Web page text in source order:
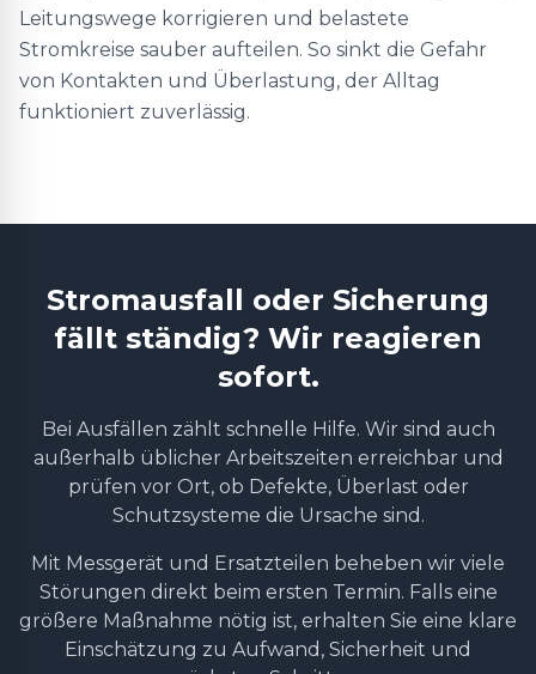
Leitungswege korrigieren und belastete
Stromkreise sauber aufteilen. So sinkt die Gefahr
von Kontakten und Überlastung, der Alltag
funktioniert zuverlässig.
Stromausfall oder Sicherung
fällt ständig? Wir reagieren
sofort.
Bei Ausfällen zählt schnelle Hilfe. Wir sind auch
außerhalb üblicher Arbeitszeiten erreichbar und
prüfen vor Ort, ob Defekte, Überlast oder
Schutzsysteme die Ursache sind.
Mit Messgerät und Ersatzteilen beheben wir viele
Störungen direkt beim ersten Termin. Falls eine
größere Maßnahme nötig ist, erhalten Sie eine klare
Einschätzung zu Aufwand, Sicherheit und